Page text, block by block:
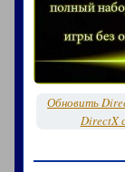
Обновить
DirectX